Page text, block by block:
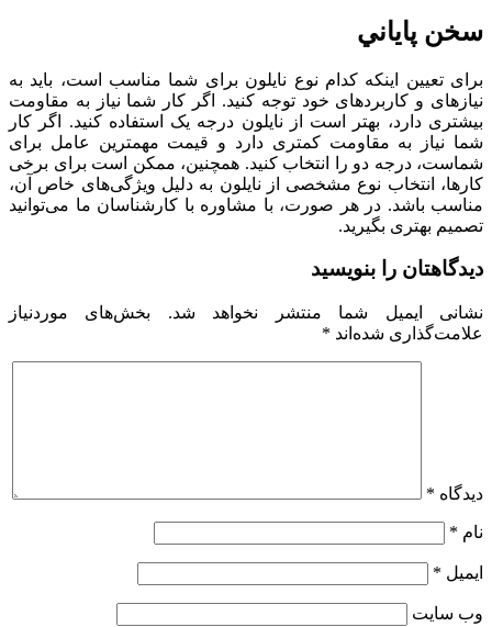
سخن پاياني
برای تعیین اینکه کدام نوع نایلون برای شما مناسب است، باید به
نیازهای و کاربردهای خود توجه کنید. اگر کار شما نیاز به مقاومت
بیشتری دارد، بهتر است از نایلون درجه یک استفاده کنید. اگر کار
شما نیاز به مقاومت کمتری دارد و قیمت مهمترین عامل برای
شماست، درجه دو را انتخاب کنید. همچنین، ممکن است برای برخی
کارها، انتخاب نوع مشخصی از نایلون به دلیل ویژگی‌های خاص آن،
مناسب باشد. در هر صورت، با مشاوره با کارشناسان ما می‌توانید
تصمیم بهتری بگیرید.
دیدگاهتان را بنویسید
نشانی ایمیل شما منتشر نخواهد شد.
بخش‌های موردنیاز
علامت‌گذاری شده‌اند *
دیدگاه *
نام *
ایمیل *
وب‌ سایت